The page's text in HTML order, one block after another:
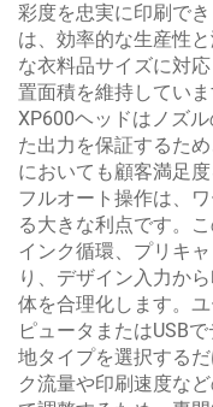
彩度を忠実に印刷で
は、効率的な生産性
な衣料品サイズに対
置面積を維持してい
XP600ヘッドはノズ
た出力を保証するた
においても顧客満足度
フルオート操作は、
る大きな利点です。
インク循環、プリキ
り、デザイン入力か
体を合理化します。
ピュータまたはUSB
地タイプを選択する
ク流量や印刷速度な